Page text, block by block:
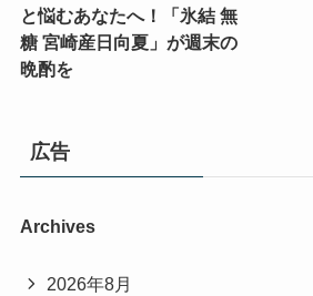
と悩むあなたへ！「氷結 無
糖 宮崎産日向夏」が週末の
晩酌を
広告
Archives
2026年8月